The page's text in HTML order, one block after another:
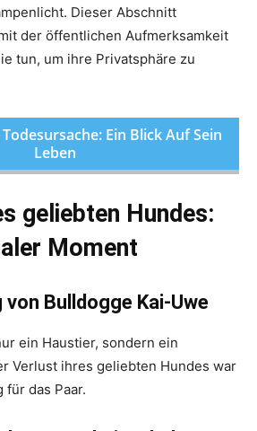
Dieser Abschnitt
der öffentlichen Aufmerksamkeit
tun, um ihre Privatsphäre zu
Ein Blick Auf Sein
Leben
geliebten Hundes:
Moment
von Bulldogge Kai-Uwe
ein Haustier, sondern ein
Verlust ihres geliebten Hundes war
das Paar.